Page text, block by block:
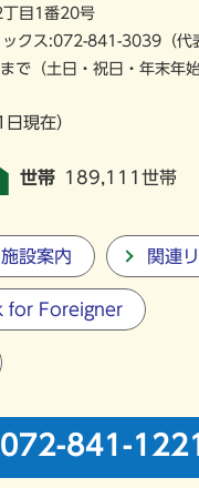
目1番20号
ックス:072-841-3039（代
で （土日・祝日・年末年
現在）
世帯 189,111世帯
設案内 関連
for Foreigner
072-841-1221